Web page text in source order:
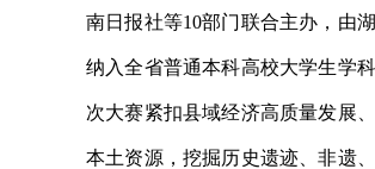
南日报社等10部门联合主办，由
纳入全省普通本科高校大学生学
次大赛紧扣县域经济高质量发展
本土资源，挖掘历史遗迹、非遗